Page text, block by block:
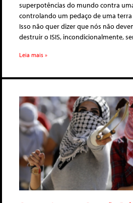
superpotências do mundo contra
controlando um pedaço de uma
Isso não quer dizer que nós não
destruir o ISIS, incondicionalmente,
Leia mais »